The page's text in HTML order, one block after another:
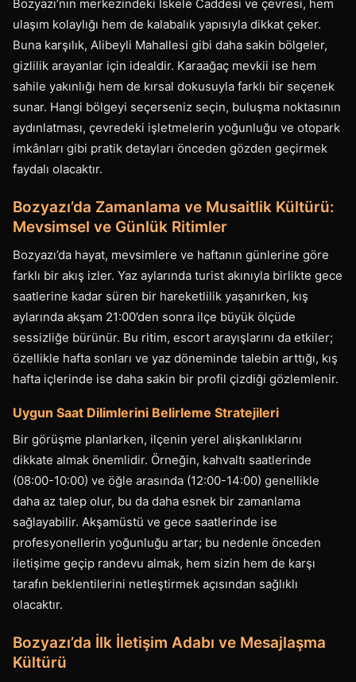
Bozyazı’nın merkezindeki İskele Caddesi ve çevresi, hem
ulaşım kolaylığı hem de kalabalık yapısıyla dikkat çeker.
Buna karşılık, Alibeyli Mahallesi gibi daha sakin bölgeler,
gizlilik arayanlar için idealdir. Karaağaç mevkii ise hem
sahile yakınlığı hem de kırsal dokusuyla farklı bir seçenek
sunar. Hangi bölgeyi seçerseniz seçin, buluşma noktasının
aydınlatması, çevredeki işletmelerin yoğunluğu ve otopark
imkânları gibi pratik detayları önceden gözden geçirmek
faydalı olacaktır.
Bozyazı’da Zamanlama ve Musaitlik Kültürü:
Mevsimsel ve Günlük Ritimler
Bozyazı’da hayat, mevsimlere ve haftanın günlerine göre
farklı bir akış izler. Yaz aylarında turist akınıyla birlikte gece
saatlerine kadar süren bir hareketlilik yaşanırken, kış
aylarında akşam 21:00’den sonra ilçe büyük ölçüde
sessizliğe bürünür. Bu ritim, escort arayışlarını da etkiler;
özellikle hafta sonları ve yaz döneminde talebin arttığı, kış
hafta içlerinde ise daha sakin bir profil çizdiği gözlemlenir.
Uygun Saat Dilimlerini Belirleme Stratejileri
Bir görüşme planlarken, ilçenin yerel alışkanlıklarını
dikkate almak önemlidir. Örneğin, kahvaltı saatlerinde
(08:00-10:00) ve öğle arasında (12:00-14:00) genellikle
daha az talep olur, bu da daha esnek bir zamanlama
sağlayabilir. Akşamüstü ve gece saatlerinde ise
profesyonellerin yoğunluğu artar; bu nedenle önceden
iletişime geçip randevu almak, hem sizin hem de karşı
tarafın beklentilerini netleştirmek açısından sağlıklı
olacaktır.
Bozyazı’da İlk İletişim Adabı ve Mesajlaşma
Kültürü